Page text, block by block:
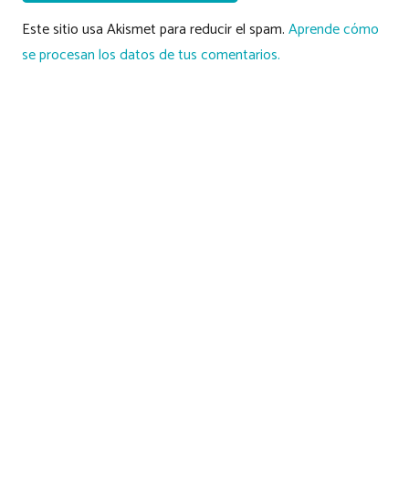
Este sitio usa Akismet para reducir el spam.Aprende cómo
se procesan los datos de tus comentarios.